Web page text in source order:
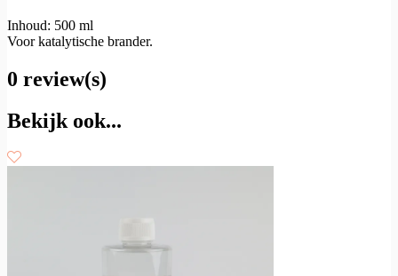
Inhoud: 500 ml
Voor katalytische brander.
0 review(s)
Bekijk ook...